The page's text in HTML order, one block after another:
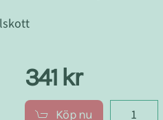
341 kr
Köp nu